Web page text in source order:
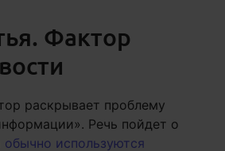
Фактор
раскрывает проблему
Речь пойдет о
обычно используются